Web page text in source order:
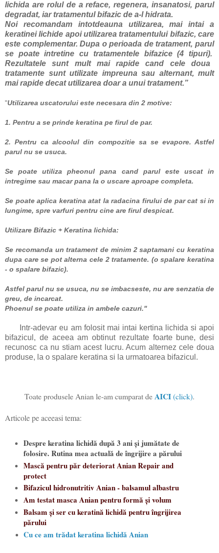
lichida are rolul de a reface, regenera, insanatosi, parul
degradat, iar tratamentul bifazic de a-l hidrata.
Noi recomandam intotdeauna utilizarea, mai intai a
keratinei lichide apoi utilizarea tratamentului bifazic, care
este complementar. Dupa o perioada de tratament, parul
se poate intretine cu tratamentele bifazice (4 tipuri).
Rezultatele sunt mult mai rapide cand cele doua
tratamente sunt utilizate impreuna sau alternant, mult
mai rapide decat utilizarea doar a unui tratament.”
"Utilizarea uscatorului este necesara din 2 motive:
1. Pentru a se prinde keratina pe firul de par.
2. Pentru ca alcoolul din compozitie sa se evapore. Astfel
parul nu se usuca.
Se poate utiliza pheonul pana cand parul este uscat in
intregime sau macar pana la o uscare aproape completa.
Se poate aplica keratina atat la radacina firului de par cat si in
lungime, spre varfuri pentru cine are firul despicat.
Utilizare Bifazic + Keratina lichida:
Se recomanda un tratament de minim 2 saptamani cu keratina
dupa care se pot alterna cele 2 tratamente. (o spalare keratina
- o spalare bifazic).
Astfel parul nu se usuca, nu se imbacseste, nu are senzatia de
greu, de incarcat.
Phoenul se poate utiliza in ambele cazuri."
Intr-adevar eu am folosit mai intai kertina lichida si apoi
bifazicul, de aceea am obtinut rezultate foarte bune, desi
recunosc ca nu stiam acest lucru. Acum alternez cele doua
produse, la o spalare keratina si la urmatoarea bifazicul.
Toate produsele Anian le-am cumparat deAICI(click).
Articole pe aceeasi tema:
Despre keratina lichidă după 3 ani și jumătate de
folosire. Rutina mea actuală de îngrijire a părului
Mască pentru păr deteriorat Anian Repair and
protect
Bifazicul hidronutritiv Anian - balsamul albastru
Am testat masca Anian pentru formă și volum
Balsam și ser cu keratină lichidă pentru îngrijirea
părului
Cu ce am trădat keratina lichidă Anian